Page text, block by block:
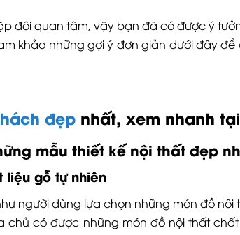
đôi quan tâm, vậy bạn đã có được ý
khảo những gợi ý đơn giản dưới đây
đẹp nhất, xem nhanh
mẫu thiết kế nội thất đẹp
liệu gỗ tự nhiên
người dùng lựa chọn những món đồ nôi
chủ có được những món đồ nội thất